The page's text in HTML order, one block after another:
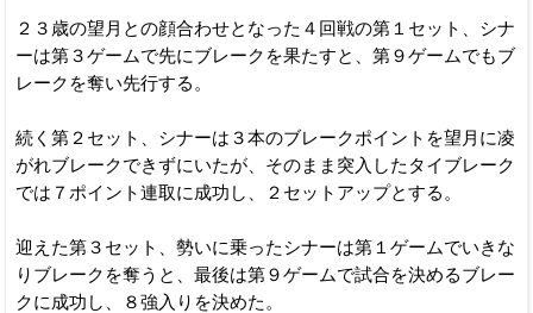
２３歳の望月との顔合わせとなった４回戦の第１セット、シナ
ーは第３ゲームで先にブレークを果たすと、第９ゲームでもブ
レークを奪い先行する。
続く第２セット、シナーは３本のブレークポイントを望月に凌
がれブレークできずにいたが、そのまま突入したタイブレーク
では７ポイント連取に成功し、２セットアップとする。
迎えた第３セット、勢いに乗ったシナーは第１ゲームでいきな
りブレークを奪うと、最後は第９ゲームで試合を決めるブレー
クに成功し、８強入りを決めた。